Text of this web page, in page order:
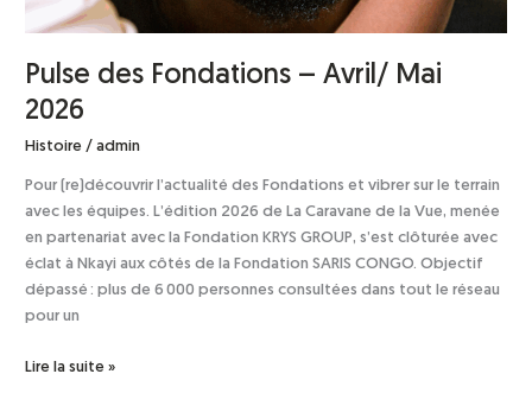
Pulse des Fondations – Avril/ Mai
2026
Histoire /admin
Pour (re)découvrir l’actualité des Fondations et vibrer sur le terrain
avec les équipes. L’édition 2026 de La Caravane de la Vue, menée
en partenariat avec la Fondation KRYS GROUP, s’est clôturée avec
éclat à Nkayi aux côtés de la Fondation SARIS CONGO. Objectif
dépassé : plus de 6 000 personnes consultées dans tout le réseau
pour un
Lire la suite »